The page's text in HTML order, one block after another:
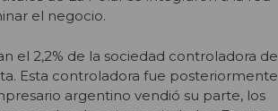
el negocio.
el 2,2% de la sociedad controladora de
Esta controladora fue posteriormente
argentino vendió su parte, los